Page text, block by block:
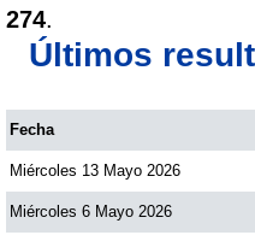
274.
Últimos
Fecha
Miércoles 13 Mayo 2026
Miércoles 6 Mayo 2026